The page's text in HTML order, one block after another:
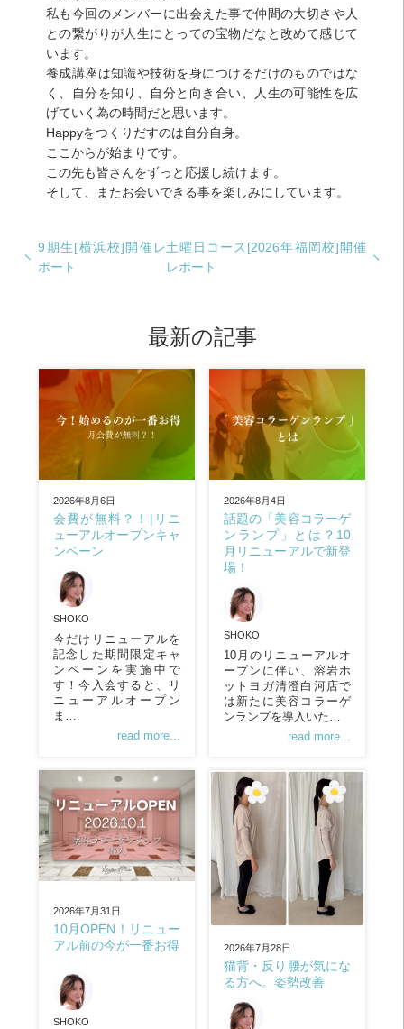
私も今回のメンバーに出会えた事で仲間の大切さや人
との繋がりが人生にとっての宝物だなと改めて感じて
います。
養成講座は知識や技術を身につけるだけのものではな
く、自分を知り、自分と向き合い、人生の可能性を広
げていく為の時間だと思います。
Happyをつくりだすのは自分自身。
ここからが始まりです。
この先も皆さんをずっと応援し続けます。
そして、またお会いできる事を楽しみにしています。
9期生[横浜校]開催レ
ポート
土曜日コース[2026年福岡校]開催
レポート
最新の記事
2026年8月6日
会費が無料？！|リニ
ューアルオープンキャ
ンペーン
SHOKO
今だけリニューアルを
記念した期間限定キャ
ンペーンを実施中で
す！今入会すると、リ
ニューアルオープン
ま…
read more...
2026年8月4日
話題の「美容コラーゲ
ンランプ」とは？10
月リニューアルで新登
場！
SHOKO
10月のリニューアルオ
ープンに伴い、溶岩ホ
ットヨガ清澄白河店で
は新たに美容コラーゲ
ンランプを導入いた…
read more...
2026年7月31日
10月OPEN！リニュー
アル前の今が一番お得
SHOKO
2026年7月28日
猫背・反り腰が気にな
る方へ。姿勢改善